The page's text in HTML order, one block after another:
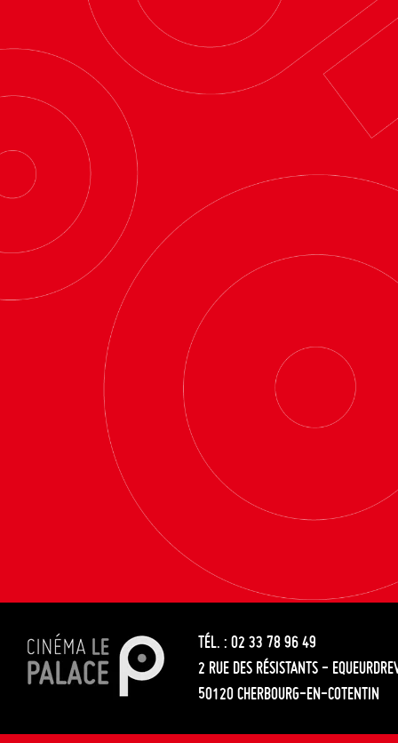
TÉL. : 02 33 78 96 49
2 RUE DES RÉSISTANTS -
50120 CHERBOURG-EN-COTENTIN